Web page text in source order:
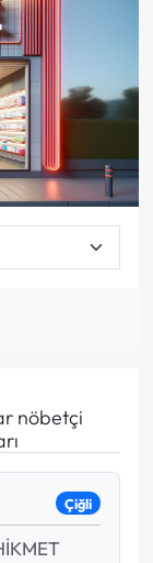
nöbetçi
Çiğli